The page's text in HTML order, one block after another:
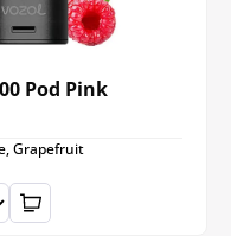
Pod Pink
Grapefruit